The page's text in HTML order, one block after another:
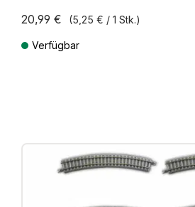
20,99 € (5,25 € / 1 Stk.)
Verfügbar